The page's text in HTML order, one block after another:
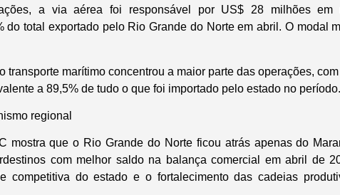
a via aérea foi responsável por US$ 28 milhões em
do total exportado pelo Rio Grande do Norte em abril. O modal
transporte marítimo concentrou a maior parte das operações,
a 89,5% de tudo o que foi importado pelo estado no período.
regional
mostra que o Rio Grande do Norte ficou atrás apenas do
com melhor saldo na balança comercial em abril de
competitiva do estado e o fortalecimento das cadeias